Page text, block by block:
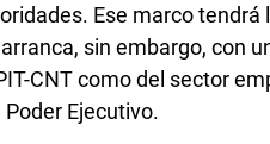
Ese marco tendrá
sin embargo, con
CNT como del sector
Ejecutivo.